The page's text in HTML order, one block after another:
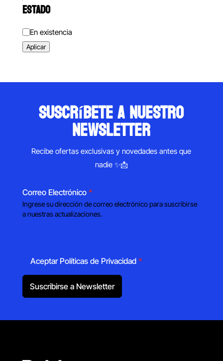
ESTADO
Estado
En existencia
Aplicar
suscríbete a nuestro
newsletter
Recibe ofertas exclusivas y novedades antes que
nadie ✨📩
Correo Electrónico *
Ingrese su dirección de correo electrónico para suscribirse
a nuestras actualizaciones.
Aceptar Políticas de Privacidad *
Suscribirse a Newsletter